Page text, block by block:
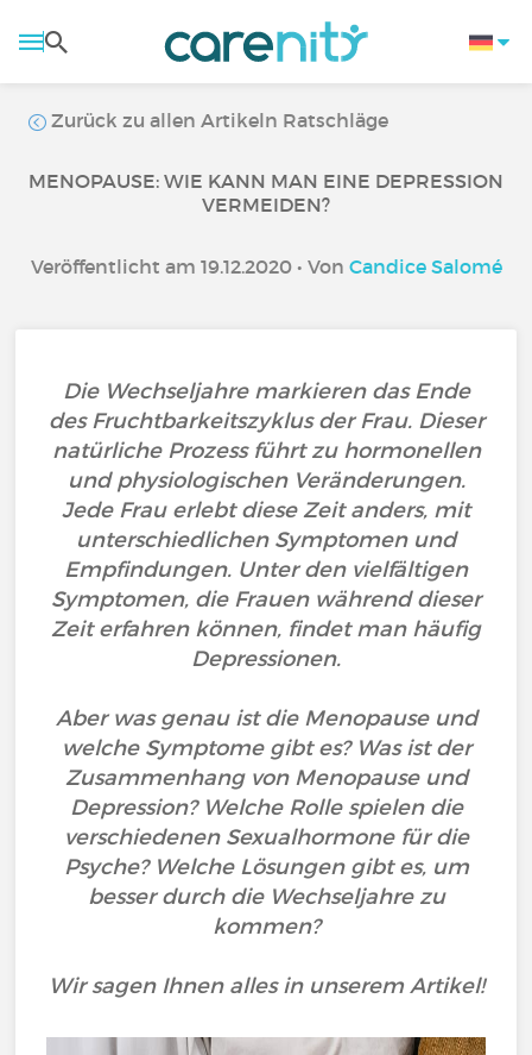
Zurück zu allen Artikeln Ratschläge
MENOPAUSE: WIE KANN MAN EINE DEPRESSION
VERMEIDEN?
Veröffentlicht am 19.12.2020 • Von Candice Salomé
Die Wechseljahre markieren das Ende
des Fruchtbarkeitszyklus der Frau. Dieser
natürliche Prozess führt zu hormonellen
und physiologischen Veränderungen.
Jede Frau erlebt diese Zeit anders, mit
unterschiedlichen Symptomen und
Empfindungen. Unter den vielfältigen
Symptomen, die Frauen während dieser
Zeit erfahren können, findet man häufig
Depressionen.
Aber was genau ist die Menopause und
welche Symptome gibt es? Was ist der
Zusammenhang von Menopause und
Depression? Welche Rolle spielen die
verschiedenen Sexualhormone für die
Psyche? Welche Lösungen gibt es, um
besser durch die Wechseljahre zu
kommen?
Wir sagen Ihnen alles in unserem Artikel!